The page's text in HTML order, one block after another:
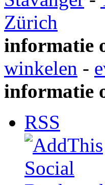
Zürich
informatie
winkelen -
informatie
RSS